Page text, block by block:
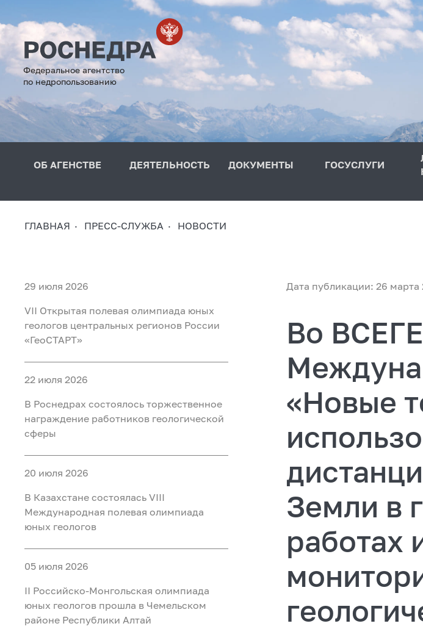
Федеральное агентство
по недропользованию
ОБ АГЕНСТВЕ ДЕЯТЕЛЬНОСТЬ ДОКУМЕНТЫ ГОСУСЛУГИ
ГЛАВНАЯ ПРЕСС-СЛУЖБА НОВОСТИ
29 июля 2026
VII Открытая полевая олимпиада юных
геологов центральных регионов России
«ГеоСТАРТ»
22 июля 2026
В Роснедрах состоялось торжественное
награждение работников геологической
сферы
20 июля 2026
В Казахстане состоялась VIII
Международная полевая олимпиада
юных геологов
05 июля 2026
II Российско‑Монгольская олимпиада
юных геологов прошла в Чемельском
районе Республики Алтай
Дата публикации: 26 марта
Во
«Новые
Земли в
работах